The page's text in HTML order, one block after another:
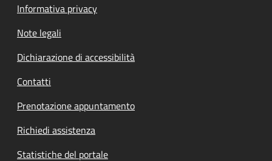
Informativa privacy
Note legali
Dichiarazione di accessibilità
Contatti
Prenotazione appuntamento
Richiedi assistenza
Statistiche del portale